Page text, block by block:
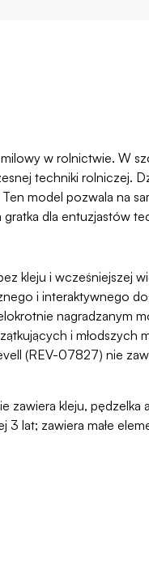
w rolnictwie. W
techniki rolniczej.
model pozwala na
gratka dla entuzjastów
kleju i wcześniejszej
i interaktywnego
nagradzanym
i młodszych
(REV-07827) nie
zawiera kleju,
lat; zawiera małe